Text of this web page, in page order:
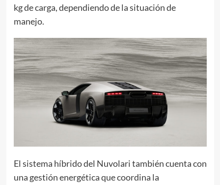
kg de carga, dependiendo de la situación de
manejo.
El sistema híbrido del Nuvolari también cuenta con
una gestión energética que coordina la